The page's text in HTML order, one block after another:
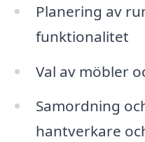
Planering av
funktionalitet
Val av möbler
Samordning
hantverkare